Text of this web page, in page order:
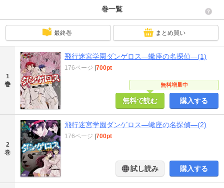
巻一覧
最終巻 まとめ買い
1
巻
飛行迷宮学園ダンゲロス―蠍座の名探偵―(1)
無料増量中
176ページ |700pt
無料で読む 購入する
2
巻
飛行迷宮学園ダンゲロス―蠍座の名探偵―(2)
176ページ |700pt
試し読み 購入する